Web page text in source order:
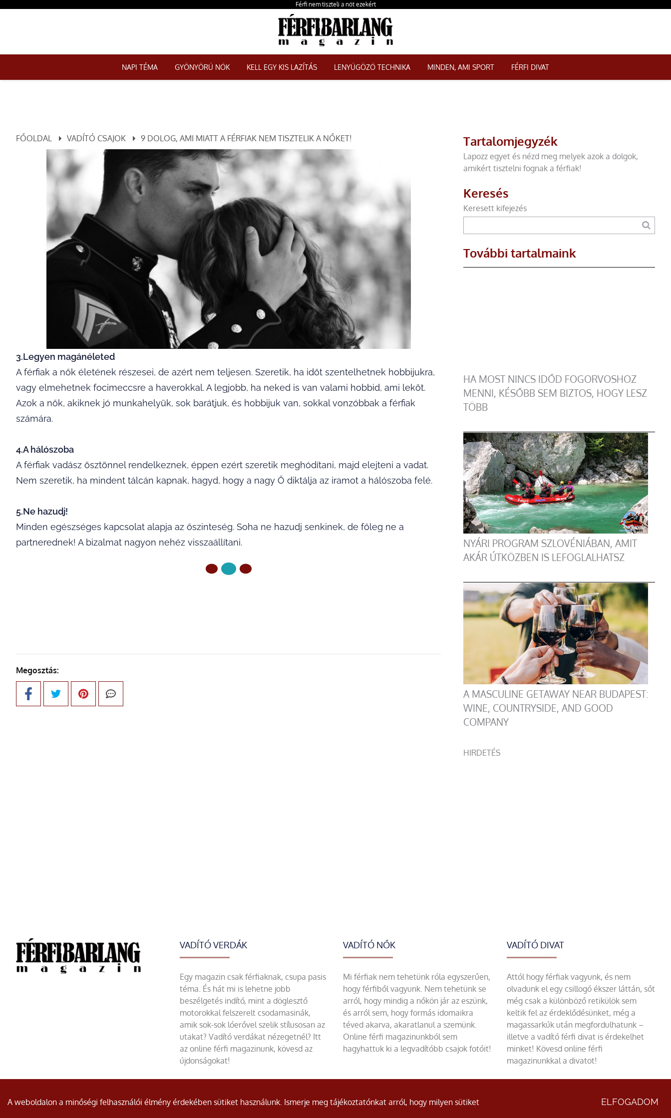
Férfi nem tiszteli a nőt ezekért
NAPI TÉMA GYÖNYÖRŰ NŐK KELL EGY KIS LAZÍTÁS LENYŰGÖZŐ TECHNIKA MINDEN, AMI SPORT FÉRFI DIVAT
FŐOLDAL VADÍTÓ CSAJOK 9 DOLOG, AMI MIATT A FÉRFIAK NEM TISZTELIK A NŐKET!
3.Legyen magánéleted
A férfiak a nők életének részesei, de azért nem teljesen. Szeretik, ha időt szentelhetnek hobbijukra,
vagy elmehetnek focimeccsre a haverokkal. A legjobb, ha neked is van valami hobbid, ami leköt.
Azok a nők, akiknek jó munkahelyük, sok barátjuk, és hobbijuk van, sokkal vonzóbbak a férfiak
számára.
4.A hálószoba
A férfiak vadász ösztönnel rendelkeznek, éppen ezért szeretik meghódítani, majd elejteni a vadat.
Nem szeretik, ha mindent tálcán kapnak, hagyd, hogy a nagy Ő diktálja az iramot a hálószoba felé.
5.Ne hazudj!
Minden egészséges kapcsolat alapja az őszinteség. Soha ne hazudj senkinek, de főleg ne a
partnerednek! A bizalmat nagyon nehéz visszaállítani.
Megosztás:
Tartalomjegyzék
Lapozz egyet és nézd meg melyek azok a dolgok,
amikért tisztelni fognak a férfiak!
Keresés
Keresett kifejezés
További tartalmaink
HA MOST NINCS IDŐD FOGORVOSHOZ
MENNI, KÉSŐBB SEM BIZTOS, HOGY LESZ
TÖBB
NYÁRI PROGRAM SZLOVÉNIÁBAN, AMIT
AKÁR ÚTKÖZBEN IS LEFOGLALHATSZ
A MASCULINE GETAWAY NEAR BUDAPEST:
WINE, COUNTRYSIDE, AND GOOD
COMPANY
HIRDETÉS
VADÍTÓ VERDÁK
Egy magazin csak férfiaknak, csupa pasis
téma. És hát mi is lehetne jobb
beszélgetés indító, mint a döglesztő
motorokkal felszerelt csodamasinák,
amik sok-sok lóerővel szelik stílusosan az
utakat? Vadító verdákat nézegetnél? Itt
az online férfi magazinunk, kövesd az
újdonságokat!
VADÍTÓ NŐK
Mi férfiak nem tehetünk róla egyszerűen,
hogy férfiből vagyunk. Nem tehetünk se
arról, hogy mindig a nőkön jár az eszünk,
és arról sem, hogy formás idomaikra
téved akarva, akaratlanul a szemünk.
Online férfi magazinunkból sem
hagyhattuk ki a legvadítóbb csajok fotóit!
VADÍTÓ DIVAT
Attól hogy férfiak vagyunk, és nem
olvadunk el egy csillogó ékszer láttán, sőt
még csak a különböző retikülök sem
keltik fel az érdeklődésünket, még a
magassarkúk után megfordulhatunk –
illetve a vadító férfi divat is érdekelhet
minket! Kövesd online férfi
magazinunkkal a divatot!
© Minden jog fenntartva. Adatvédelmi nyilatkozat
A weboldalon a minőségi felhasználói élmény érdekében sütiket használunk. Ismerje meg tájékoztatónkat arról, hogy milyen sütiket ELFOGADOM